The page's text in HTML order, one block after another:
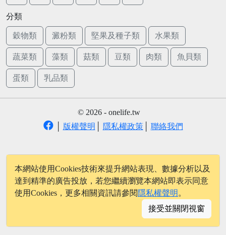
分類
穀物類 澱粉類 堅果及種子類 水果類
蔬菜類 藻類 菇類 豆類 肉類 魚貝類
蛋類 乳品類
© 2026 - onelife.tw
版權聲明 隱私權政策│ 聯絡我們
本網站使用Cookies技術來提升網站表現、數據分析以及
達到精準的廣告投放，若您繼續瀏覽本網站即表示同意
使用Cookies，更多相關資訊請參閱 隱私權聲明 。
接受並關閉視窗